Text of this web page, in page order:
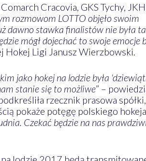
Cracovia, GKS Tychy, JKH
rozmowom LOTTO objęło swoim
dawno stawka finalistów nie była
mógł dojechać to swoje emocje
Hokej Ligi Janusz Wierzbowski.
jako hokej na lodzie była
stanie się to możliwe” –
rzecznik prasowa
pokaże potęgę polskiego
Czekać będzie na nas